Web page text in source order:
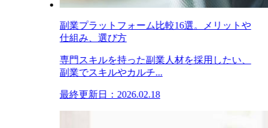
副業プラットフォーム比較16選。メリットや
仕組み、選び方
専門スキルを持った副業人材を採用したい、
副業でスキルやカルチ...
最終更新日：2026.02.18